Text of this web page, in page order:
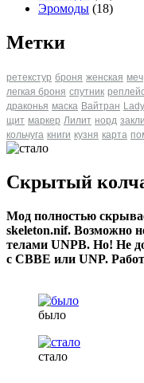
Эромоды (18)
Метки
ретекстур броня женская меч
легкая броня спутник
драконья маска Вайтран
щит маркер Лилит норд
кольчуга книги кузня карта
Скрытый
Мод полностью
skeleton.nif. Возможно
телами UNPB. Но! Не
с CBBE или UNP.
было
стало